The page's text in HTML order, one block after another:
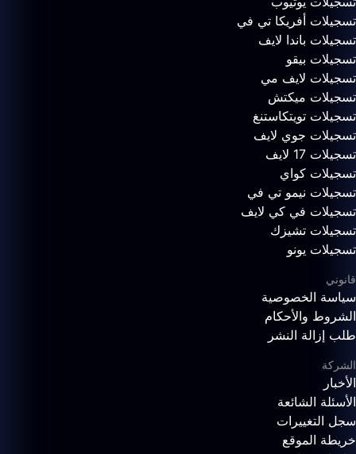
تسجيلات أفريكا تي في
تسجيلات باندا لايف
تسجيلات بيقو
تسجيلات لايف مي
تسجيلات ميكتش
تسجيلات تويتكاستنغ
تسجيلات جوي لايف
تسجيلات 17 لايف
تسجيلات كواي
تسجيلات نيمو تي في
تسجيلات في كي لايف
تسجيلات تشيزك
تسجيلات يونو
قانوني
سياسة الخصوصية
الشروط والأحكام
طلب إزالة النشر
الشركة
الأخبار
الأسئلة الشائعة
سجل التغييرات
خريطة الموقع